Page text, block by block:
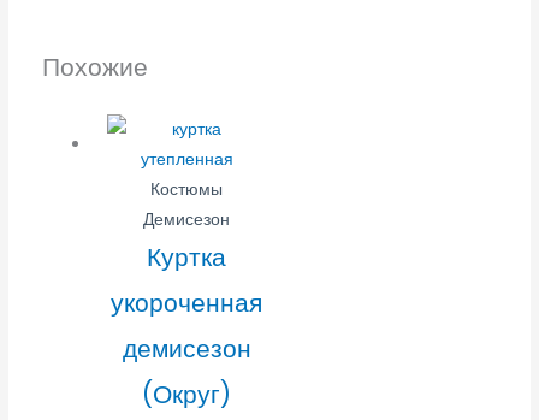
Похожие
Костюмы
Демисезон
Куртка
укороченная
демисезон
(Округ)